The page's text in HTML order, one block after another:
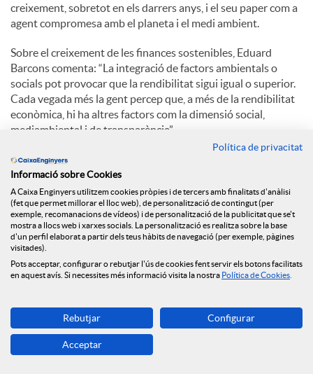
creixement, sobretot en els darrers anys, i el seu paper com a
agent compromesa amb el planeta i el medi ambient.
Sobre el creixement de les finances sostenibles, Eduard
Barcons comenta: “La integració de factors ambientals o
socials pot provocar que la rendibilitat sigui igual o superior.
Cada vegada més la gent percep que, a més de la rendibilitat
econòmica, hi ha altres factors com la dimensió social,
mediambiental i de transparència”.
Pel que fa a l’aposta de Caixa d’Enginyers per la digitalització,
Eduard Barcons explica: “El creixement d’oficines continuarà
sent com ha sigut sempre, progressiu. Hi ha una aposta
claríssima per la digitalització. El millor està per venir”.
C
o
m
Notícies relacionades
Política de privacitat
Informació sobre Cookies
A Caixa Enginyers utilitzem cookies pròpies i de tercers amb finalitats d'anàlisi
(fet que permet millorar el lloc web), de personalització de contingut (per
exemple, recomanacions de vídeos) i de personalització de la publicitat que se't
mostra a llocs web i xarxes socials. La personalització es realitza sobre la base
d'un perfil elaborat a partir dels teus hàbits de navegació (per exemple, pàgines
visitades).
Pots acceptar, configurar o rebutjar l'ús de cookies fent servir els botons facilitats
en aquest avís. Si necessites més informació visita la nostra Política de Cookies
Rebutjar Configurar
Acceptar